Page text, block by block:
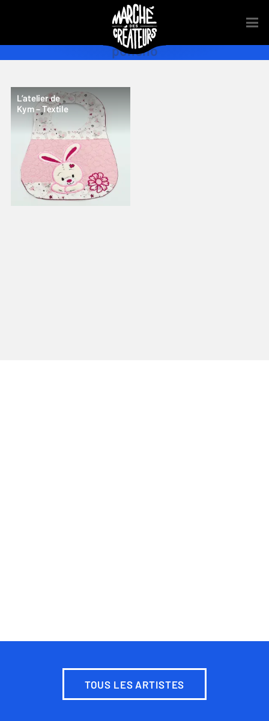
poncho
L’atelier de
Kym – Textile
TOUS LES ARTISTES